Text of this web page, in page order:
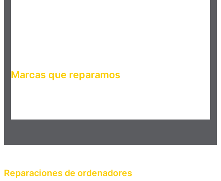
Marcas que reparamos
Reparaciones de ordenadores